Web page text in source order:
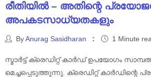
രീതിയിൽ – അതിന്റെ
അപകടസാധ്യതകളും
ByAnurag Sasidharan 1 Minute
സ്മാർട്ട് ക്രെഡിറ്റ് കാർഡ് ഉപയോഗം
മെച്ചപ്പെടുത്തുന്നു. ക്രെഡിറ്റ് കാർഡിന്റെ